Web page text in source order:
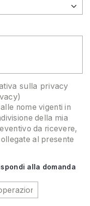
sulla privacy
)
nome vigenti in
della mia
da ricevere,
al presente
alla domanda